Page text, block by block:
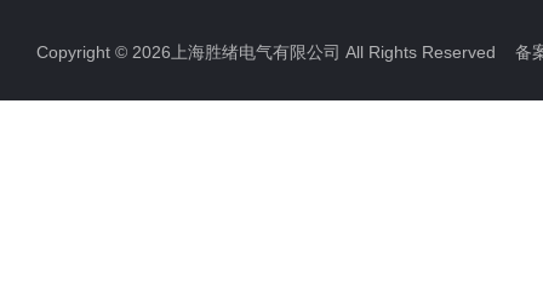
Copyright © 2026上海胜绪电气有限公司 All Rights Reserved 备